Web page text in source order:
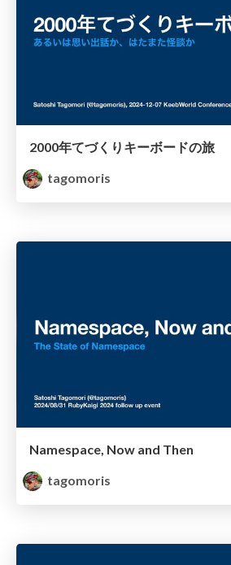
2000年てづくりキーボードの旅
tagomoris
Namespace, Now and Then
tagomoris